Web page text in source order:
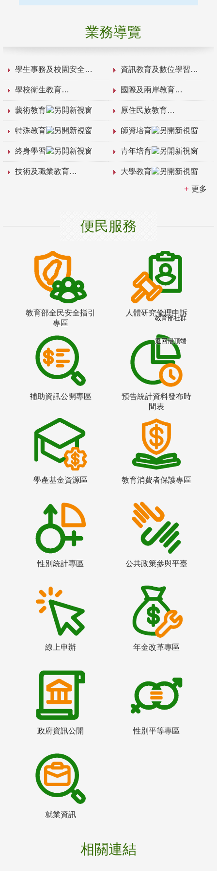
業務導覽
學生事務及校園安全 資訊教育及數位學習
學校衛生教育 國際及兩岸教育
藝術教育 原住民族教育
特殊教育 師資培育
終身學習 青年培育
技術及職業教育 大學教育
更多
便民服務
教育部全民安全指引
專區
人體研究倫理申訴
補助資訊公開專區
預告統計資料發布時
間表
學產基金資源區 教育消費者保護專區
性別統計專區 公共政策參與平臺
線上申辦 年金改革專區
政府資訊公開 性別平等專區
就業資訊
相關連結
教育部社群
返回最頂端